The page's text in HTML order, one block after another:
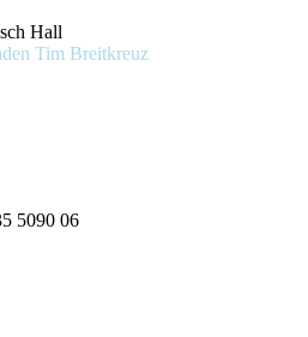
Hall
Tim Breitkreuz
5090 06